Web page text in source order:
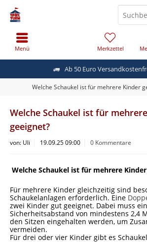
Ab 50 Euro
Menü Merkzettel
Welche Schaukel ist für mehrere Kinder
Welche Schaukel ist für
geeignet?
von: Uli 19.09.25 09:00 0 Kommentare
Welche Schaukel ist für mehrere
Für mehrere Kinder gleichzeitig sind
Schaukelanlagen erforderlich. Eine
zwei Kinder gut geeignet. Dabei muss ein
Sicherheitsabstand von mindestens 2,4
den Sitzen eingehalten werden, um
vermeiden.
Für drei oder vier Kinder gibt es